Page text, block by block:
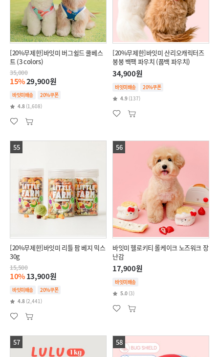
[20%무제한]바잇미 버그쉴드 쿨베스
트 (3 colors)
35,000
15%29,900원
바잇미배송
20%쿠폰
4.8 (1,608)
[20%무제한]바잇미 산리오캐릭터즈
붕붕 백팩 파우치 (풉백 파우치)
34,900원
바잇미배송
20%쿠폰
4.9 (137)
55
[20%무제한]바잇미 리틀 팜 베지 믹스
30g
15,500
10%13,900원
바잇미배송
20%쿠폰
4.8 (2,441)
56
바잇미 헬로키티 롤케이크 노즈워크 장
난감
17,900원
바잇미배송
5.0 (3)
57 58